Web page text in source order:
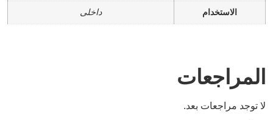
الاستخدام داخلى
المراجعات
لا توجد مراجعات بعد.